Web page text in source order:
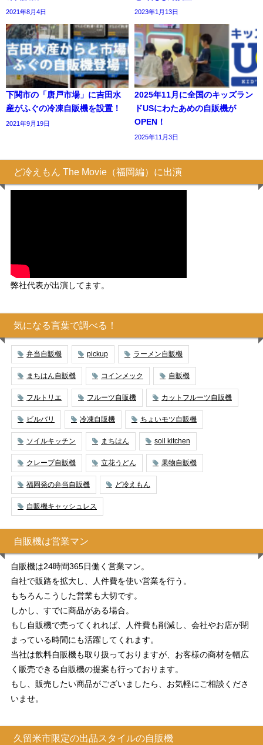
2021年8月4日 2023年1月13日
下関市の「唐戸市場」に吉田水
産がふぐの冷凍自販機を設置！
2021年9月19日
2025年11月に全国のキッズラン
ドUSにわたあめの自販機が
OPEN！
2025年11月3日
ど冷えもん The Movie（福岡編）に出演
弊社代表が出演してます。
気になる言葉で調べる！
弁当自販機 pickup ラーメン自販機
まちはん自販機 コインメック 自販機
フルトリエ フルーツ自販機 カットフルーツ自販機
ビルバリ 冷凍自販機 ちょいモツ自販機
ソイルキッチン まちはん soil kitchen
クレープ自販機 立花うどん 果物自販機
福岡発の弁当自販機 ど冷えもん
自販機キャッシュレス
自販機は営業マン
自販機は24時間365日働く営業マン。
自社で販路を拡大し、人件費を使い営業を行う。
もちろんこうした営業も大切です。
しかし、すでに商品がある場合。
もし自販機で売ってくれれば、人件費も削減し、会社やお店が閉
まっている時間にも活躍してくれます。
当社は飲料自販機も取り扱っておりますが、お客様の商材を幅広
く販売できる自販機の提案も行っております。
もし、販売したい商品がございましたら、お気軽にご相談くださ
いませ。
久留米市限定の出品スタイルの自販機